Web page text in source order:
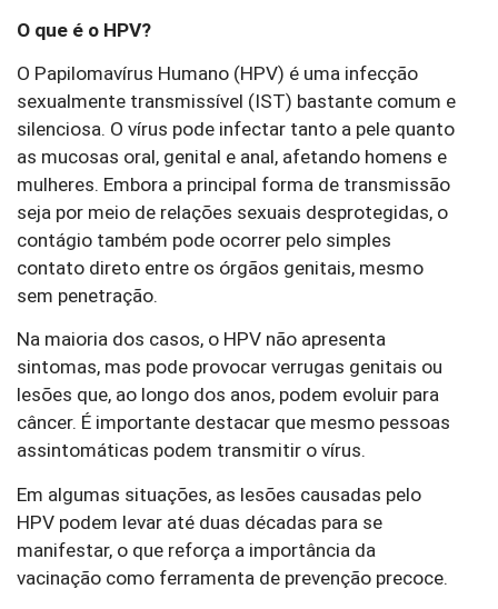
O que é o HPV?
O Papilomavírus Humano (HPV) é uma infecção
sexualmente transmissível (IST) bastante comum e
silenciosa. O vírus pode infectar tanto a pele quanto
as mucosas oral, genital e anal, afetando homens e
mulheres. Embora a principal forma de transmissão
seja por meio de relações sexuais desprotegidas, o
contágio também pode ocorrer pelo simples
contato direto entre os órgãos genitais, mesmo
sem penetração.
Na maioria dos casos, o HPV não apresenta
sintomas, mas pode provocar verrugas genitais ou
lesões que, ao longo dos anos, podem evoluir para
câncer. É importante destacar que mesmo pessoas
assintomáticas podem transmitir o vírus.
Em algumas situações, as lesões causadas pelo
HPV podem levar até duas décadas para se
manifestar, o que reforça a importância da
vacinação como ferramenta de prevenção precoce.